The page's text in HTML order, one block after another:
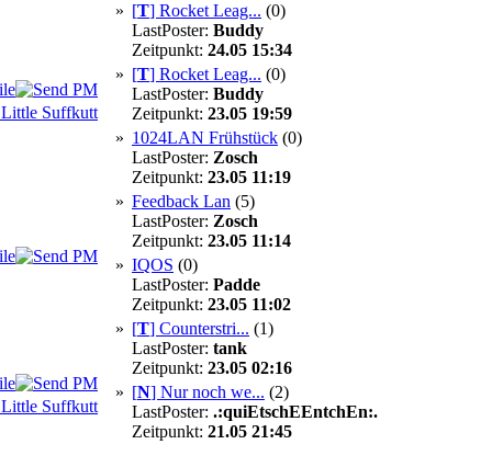
» [T] Rocket Leag... (0)
LastPoster: Buddy
Zeitpunkt: 24.05 15:34
» [T] Rocket Leag... (0)
LastPoster: Buddy
Zeitpunkt: 23.05 19:59
» 1024LAN Frühstück (0)
LastPoster: Zosch
Zeitpunkt: 23.05 11:19
» Feedback Lan (5)
LastPoster: Zosch
Zeitpunkt: 23.05 11:14
» IQOS (0)
LastPoster: Padde
Zeitpunkt: 23.05 11:02
» [T] Counterstri... (1)
LastPoster: tank
Zeitpunkt: 23.05 02:16
» [N] Nur noch we... (2)
LastPoster: .:quiEtschEEntchEn:.
Zeitpunkt: 21.05 21:45